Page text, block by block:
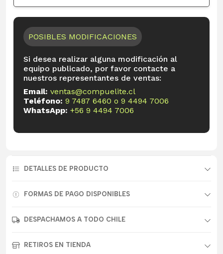
POSIBLES MODIFICACIONES
Si desea realizar alguna modificación al
equipo publicado, por favor contacte a
nuestros representantes de ventas:
Email: ventas@compuelite.cl
Teléfono: 9 7487 6460 o 9 4494 7006
WhatsApp: +56 9 4494 7006
DETALLES DE PRODUCTO
FORMAS DE PAGO DISPONIBLES
DESPACHAMOS A TODO CHILE
RETIROS EN TIENDA